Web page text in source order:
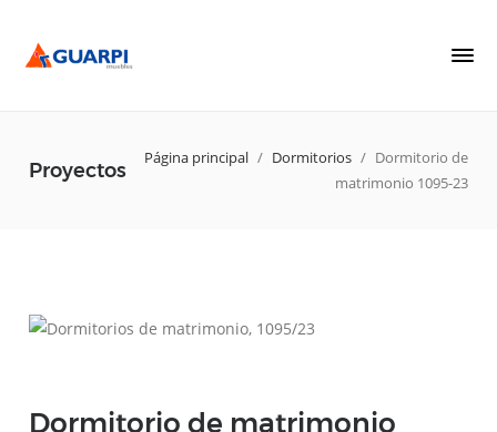
Proyectos
Página principal / Dormitorios / Dormitorio de
matrimonio 1095-23
Dormitorio de matrimonio